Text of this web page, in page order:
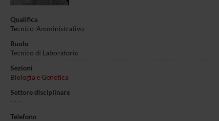
Qualifica
Tecnico-Amministrativo
Ruolo
Tecnico di Laboratorio
Sezioni
Biologia e Genetica
Settore disciplinare
- - -
Telefono